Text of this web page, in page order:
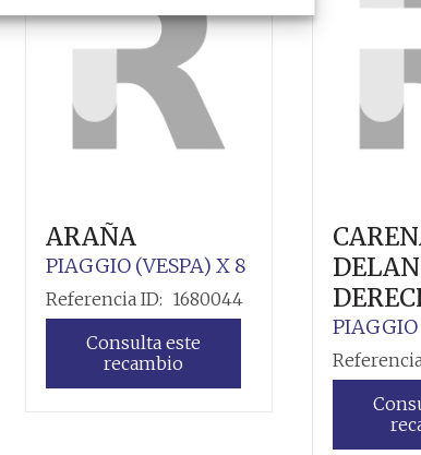
ARAÑA
PIAGGIO (VESPA) X 8
Referencia ID: 1680044
Consulta este
recambio
PIAGGIO